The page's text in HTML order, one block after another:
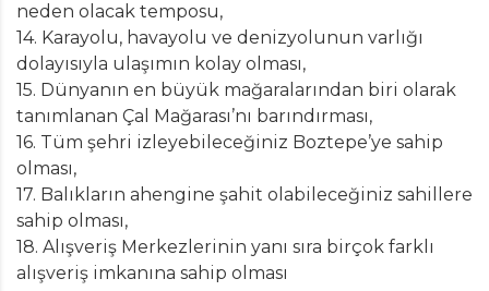
neden olacak temposu,
14. Karayolu, havayolu ve denizyolunun varlığı
dolayısıyla ulaşımın kolay olması,
15. Dünyanın en büyük mağaralarından biri olarak
tanımlanan Çal Mağarası’nı barındırması,
16. Tüm şehri izleyebileceğiniz Boztepe’ye sahip
olması,
17. Balıkların ahengine şahit olabileceğiniz sahillere
sahip olması,
18. Alışveriş Merkezlerinin yanı sıra birçok farklı
alışveriş imkanına sahip olması